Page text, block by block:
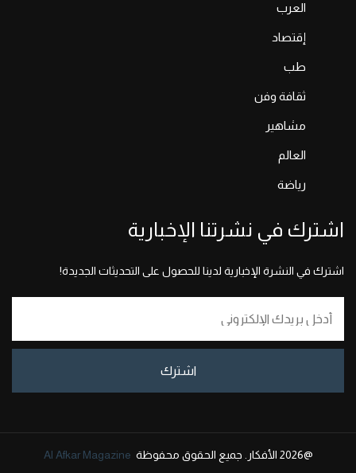
العرب
إقتصاد
طب
ثقافة وفن
مشاهير
العالم
رياضة
اشترك في نشرتنا الإخبارية
اشترك في النشرة الإخبارية لدينا للحصول على التحديثات الجديدة!
اشترك
@2026 الأفكار. جميع الحقوق محفوظة Al Afkar Magazine